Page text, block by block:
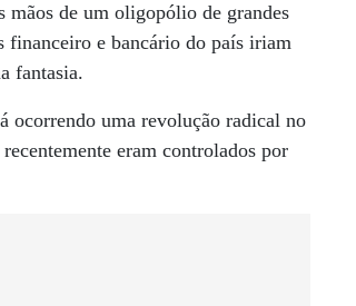
mãos de um oligopólio de grandes
financeiro e bancário do país iriam
fantasia.
ocorrendo uma revolução radical no
eram controlados por